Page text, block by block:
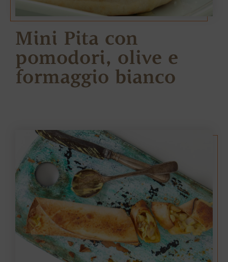
Mini Pita con
pomodori, olive e
formaggio bianco